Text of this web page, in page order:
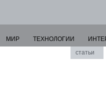
МИР ТЕХНОЛОГИИ
статьи